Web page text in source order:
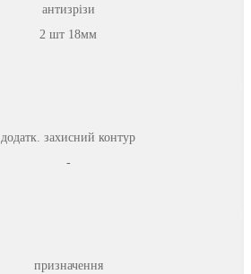
антизрізи
2 шт 18мм
додатк. захисний контур
-
призначення